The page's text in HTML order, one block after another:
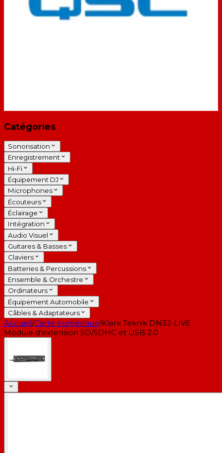
Catégories
Sonorisation
Enregistrement
Hi-Fi
Équipement DJ
Microphones
Écouteurs
Éclairage
Intégration
Audio Visuel
Guitares & Basses
Claviers
Batteries & Percussions
Ensemble & Orchestre
Ordinateurs
Équipement Automobile
Câbles & Adaptateurs
Accueil/Carte numérique/Klark Teknik DN32-LIVE
Module d'extension SD/SDHC et USB 2.0